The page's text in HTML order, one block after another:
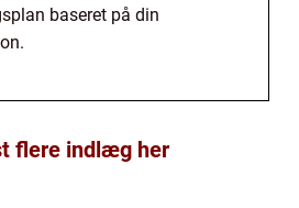
baseret på din
flere indlæg her